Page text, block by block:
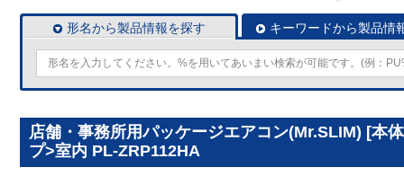
形名から製品情報を探す キーワードから製品情
店舗・事務所用パッケージエアコン(Mr.SLIM) [本
プ>室内 PL-ZRP112HA